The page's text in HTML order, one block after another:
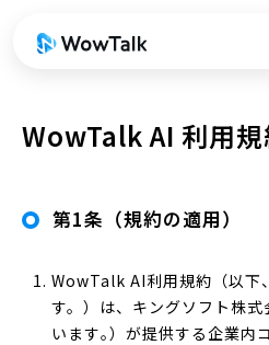
WowTalk AI 利用規
第1条（規約の適用）
WowTalk AI利用規約（以下
す。）は、キングソフト株
います｡）が提供する企業内